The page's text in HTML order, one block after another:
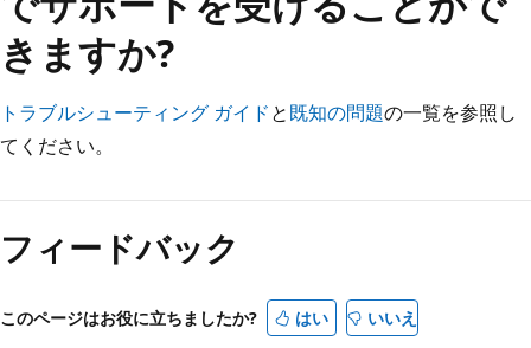
きますか?
トラブルシューティング ガイドと既知の問題の一覧を参照し
てください。
フィードバック
このページはお役に立ちましたか? はい いいえ